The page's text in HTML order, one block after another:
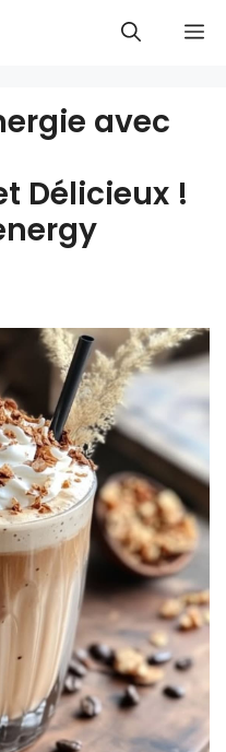
avec
Délicieux !